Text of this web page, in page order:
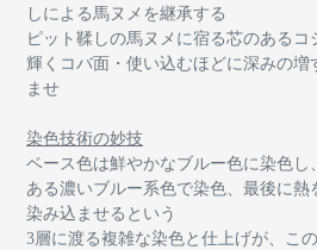
しによる馬ヌメを継承する
ピット鞣しの馬ヌメに宿る芯のあるコ
輝くコバ面・使い込むほどに深みの増
ませ
染色技術の妙技
ベース色は鮮やかなブルー色に染色し
ある濃いブルー系色で染色、最後に熱
染み込ませるという
3層に渡る複雑な染色と仕上げが、こ